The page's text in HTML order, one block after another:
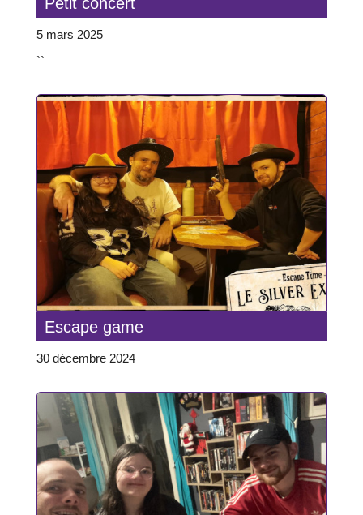
5 mars 2025
``
Escape game
30 décembre 2024